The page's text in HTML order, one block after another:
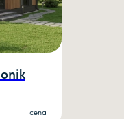
cena